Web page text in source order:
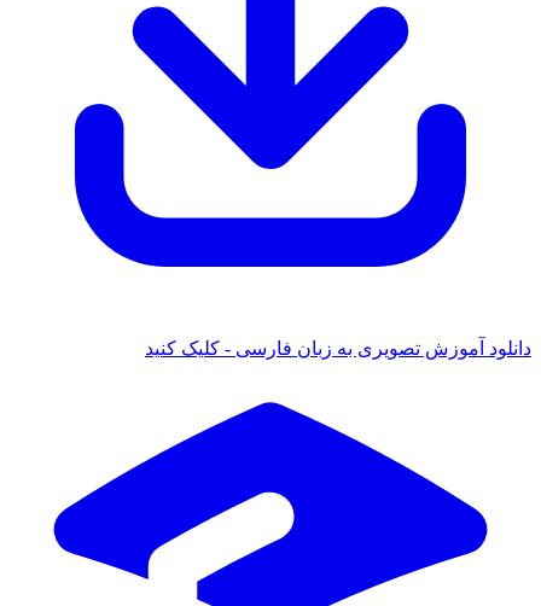
آموزش تصویری به زبان فارسی - کلیک کنید